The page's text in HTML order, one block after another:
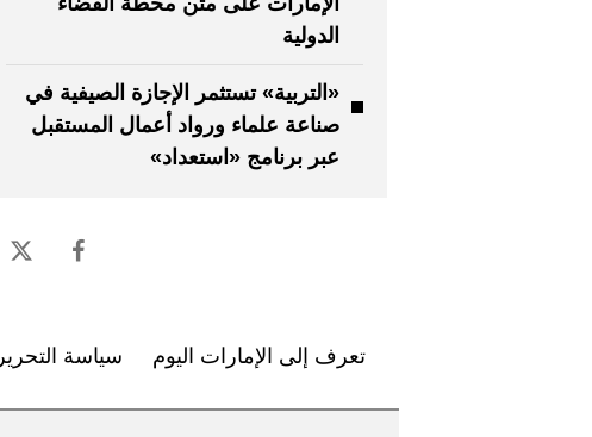
الدولية
«التربية» تستثمر الإجازة الصيفية في
صناعة علماء ورواد أعمال المستقبل
عبر برنامج «استعداد»
تعرف إلى الإمارات اليوم سياسة التحرير